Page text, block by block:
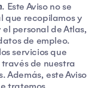
. Este Aviso no se
que recopilamos y
personal de Atlas,
de empleo.
servicios que
de nuestra
Además, este Aviso